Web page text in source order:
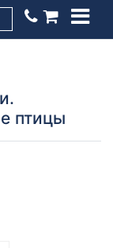
птицы